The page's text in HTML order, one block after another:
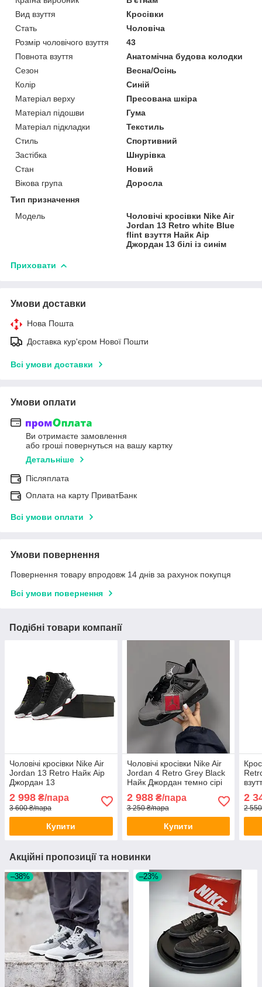
Вид взуття
Кросівки
Стать
Чоловіча
Розмір чоловічого взуття
43
Повнота взуття
Анатомічна будова колодки
Сезон
Весна/Осінь
Колір
Синій
Матеріал верху
Пресована шкіра
Матеріал підошви
Гума
Матеріал підкладки
Текстиль
Стиль
Спортивний
Застібка
Шнурівка
Стан
Новий
Вікова група
Доросла
Тип призначення
Модель
Чоловічі кросівки Nike Air
Jordan 13 Retro white Blue
flint взуття Найк Аір
Джордан 13 білі із синім
Приховати
Умови доставки
Нова Пошта
Доставка кур'єром Нової Пошти
Всі умови доставки
Умови оплати
Ви отримаєте замовлення
або гроші повернуться на вашу картку
Детальніше
Післяплата
Оплата на карту ПриватБанк
Всі умови оплати
Умови повернення
Повернення товару впродовж 14 днів за рахунок покупця
Всі умови повернення
Подібні товари компанії
Чоловічі кросівки Nike Air
Jordan 13 Retro Найк Аір
Джордан 13
2 998 ₴/пара
3 600 ₴/пара
Купити
Чоловічі кросівки Nike Air
Jordan 4 Retro Grey Black
Найк Джордан темно сірі
2 988₴/пара
3 250 ₴/пара
Купити
2
2
Акційні пропозиції та новинки
–38% –23%